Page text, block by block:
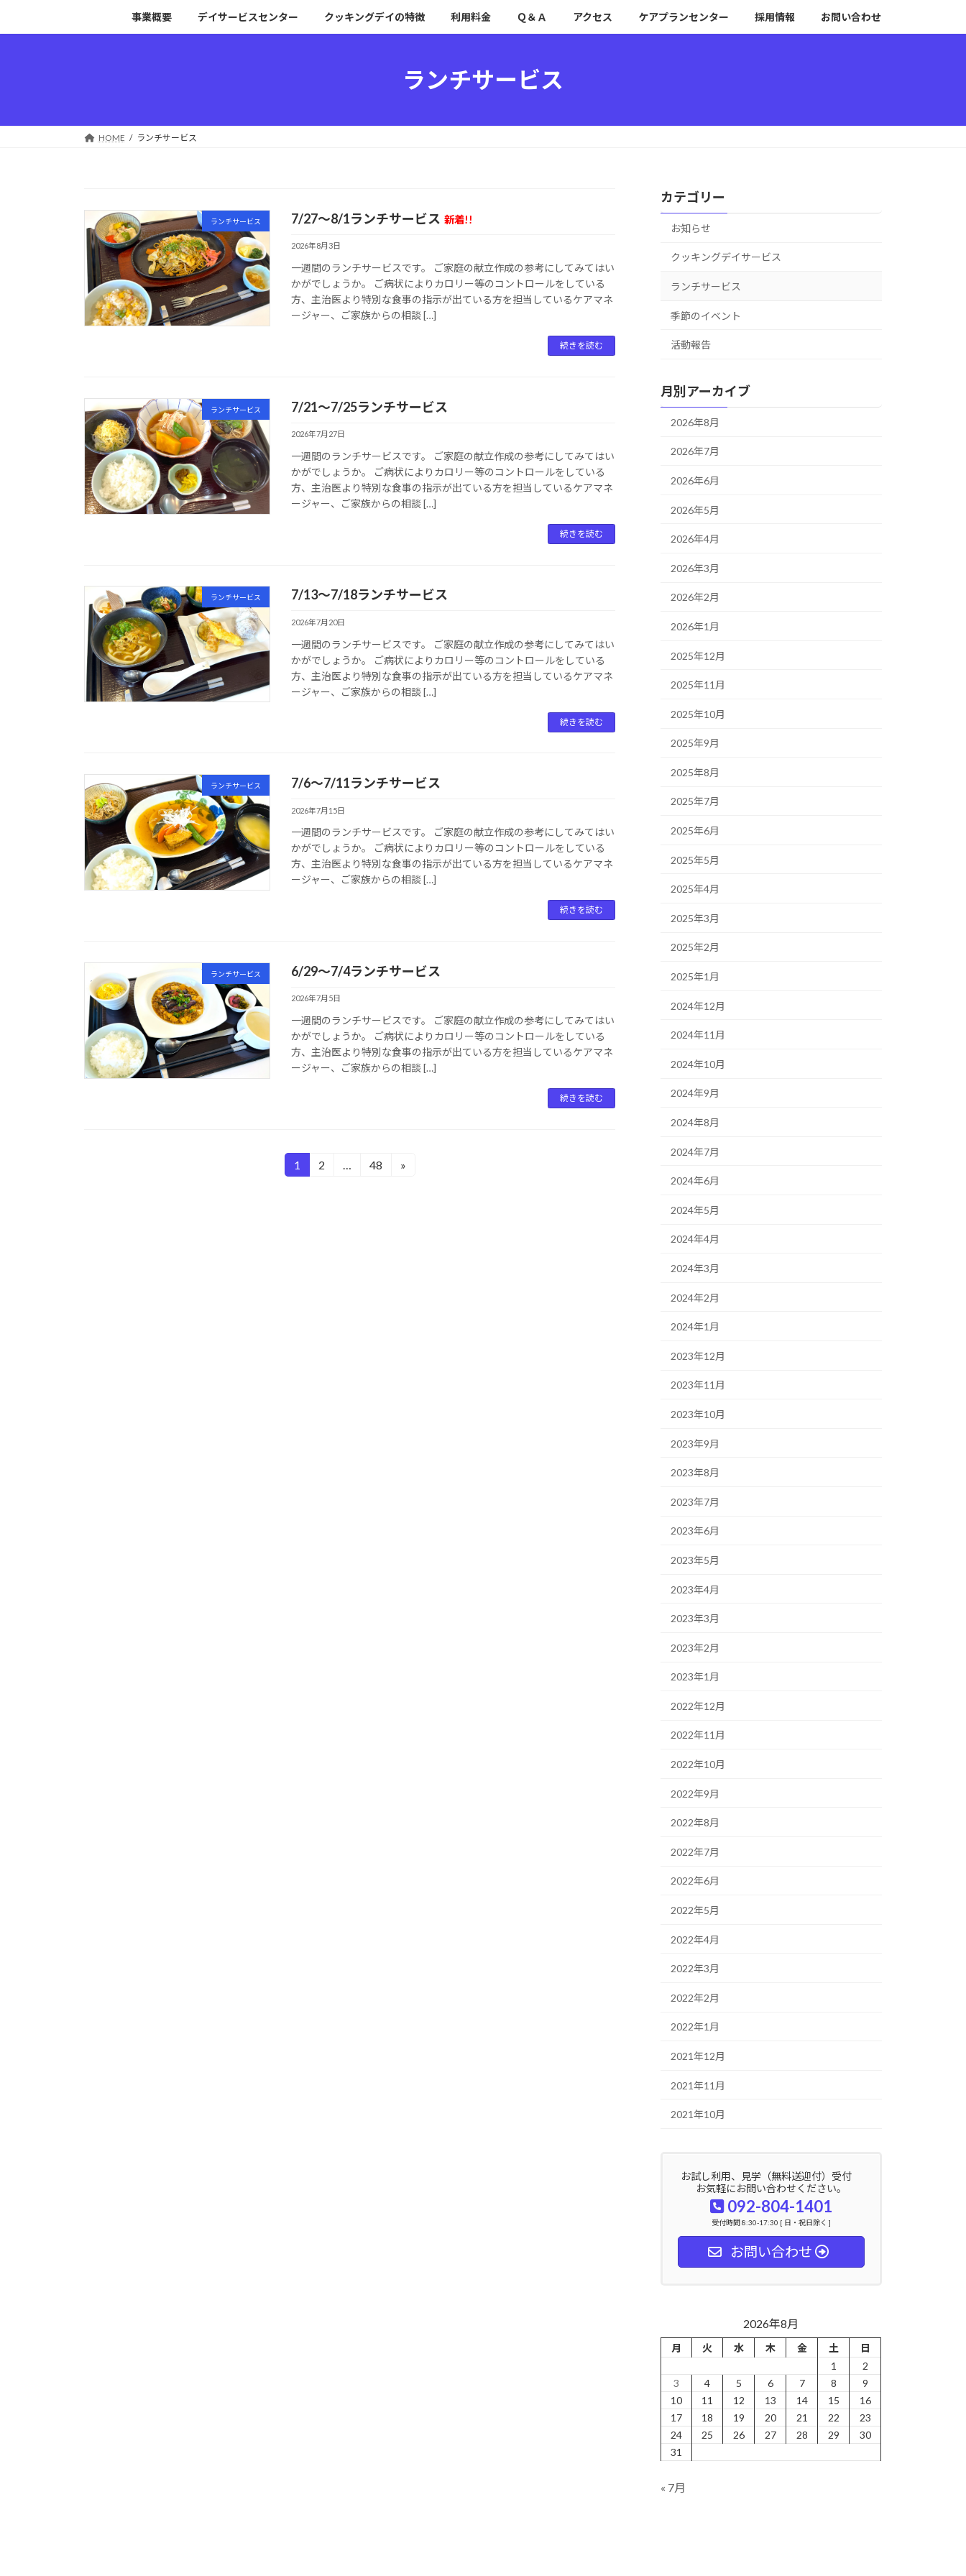
キ
に
事業概要 デイサービスセンター クッキングデイの特徴 利用料金 Ｑ＆Ａ アクセス ケアプランセンター 採用情報 お問い合わせ
ランチサービス
HOME ランチサービス
ランチサービス 7/27～8/1ランチサービス 新着!!
2026年8月3日
一週間のランチサービスです。 ご家庭の献立作成の参考にしてみてはい
かがでしょうか。 ご病状によりカロリー等のコントロールをしている
方、主治医より特別な食事の指示が出ている方を担当しているケアマネ
ージャー、ご家族からの相談 […]
続きを読む
ランチサービス 7/21～7/25ランチサービス
2026年7月27日
一週間のランチサービスです。 ご家庭の献立作成の参考にしてみてはい
かがでしょうか。 ご病状によりカロリー等のコントロールをしている
方、主治医より特別な食事の指示が出ている方を担当しているケアマネ
ージャー、ご家族からの相談 […]
続きを読む
ランチサービス 7/13～7/18ランチサービス
2026年7月20日
一週間のランチサービスです。 ご家庭の献立作成の参考にしてみてはい
かがでしょうか。 ご病状によりカロリー等のコントロールをしている
方、主治医より特別な食事の指示が出ている方を担当しているケアマネ
ージャー、ご家族からの相談 […]
続きを読む
ランチサービス 7/6～7/11ランチサービス
2026年7月15日
一週間のランチサービスです。 ご家庭の献立作成の参考にしてみてはい
かがでしょうか。 ご病状によりカロリー等のコントロールをしている
方、主治医より特別な食事の指示が出ている方を担当しているケアマネ
ージャー、ご家族からの相談 […]
続きを読む
ランチサービス 6/29～7/4ランチサービス
2026年7月5日
一週間のランチサービスです。 ご家庭の献立作成の参考にしてみてはい
かがでしょうか。 ご病状によりカロリー等のコントロールをしている
方、主治医より特別な食事の指示が出ている方を担当しているケアマネ
ージャー、ご家族からの相談 […]
続きを読む
固
1
固
2 …
固
48 »
カテゴリー
お知らせ
クッキングデイサービス
ランチサービス
季節のイベント
活動報告
月別アーカイブ
2026年8月
2026年7月
2026年6月
2026年5月
2026年4月
2026年3月
2026年2月
2026年1月
2025年12月
2025年11月
2025年10月
2025年9月
2025年8月
2025年7月
2025年6月
2025年5月
2025年4月
2025年3月
2025年2月
2025年1月
2024年12月
2024年11月
2024年10月
2024年9月
2024年8月
2024年7月
2024年6月
2024年5月
2024年4月
2024年3月
2024年2月
2024年1月
2023年12月
2023年11月
2023年10月
2023年9月
2023年8月
2023年7月
2023年6月
2023年5月
2023年4月
2023年3月
2023年2月
2023年1月
2022年12月
2022年11月
2022年10月
2022年9月
2022年8月
2022年7月
2022年6月
2022年5月
2022年4月
2022年3月
2022年2月
2022年1月
2021年12月
2021年11月
2021年10月
お試し利用、見学（無料送迎付）受付
お気軽にお問い合わせください。
092-804-1401
受付時間 8:30-17:30 [ 日・祝日除く ]
お問い合わせ
2026年8月
月 火 水 木 金 土
日
1
2
3
4 5 6 7 8
9
10
11 12 13 14 15
16
17
18 19 20 21 22
23
24
25 26 27 28 29
30
31
« 7月